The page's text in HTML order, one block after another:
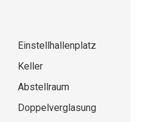
Einstellhallenplatz
Keller
Abstellraum
Doppelverglasung